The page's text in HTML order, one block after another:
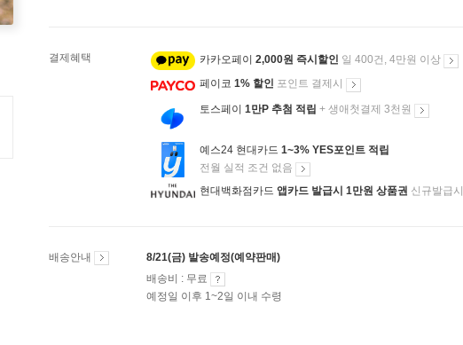
결제혜택 카카오페이 2,000원 즉시할인 일 400건, 4만원 이상
페이코 1% 할인 포인트 결제시
토스페이 1만P 추첨 적립 + 생애첫결제 3천원
예스24 현대카드 1~3% YES포인트 적립
전월 실적 조건 없음
현대백화점카드 앱카드 발급시 1만원 상품권 신규발급시
배송안내
8/21(금) 발송예정(예약판매)
배송비 : 무료
예정일 이후 1~2일 이내 수령